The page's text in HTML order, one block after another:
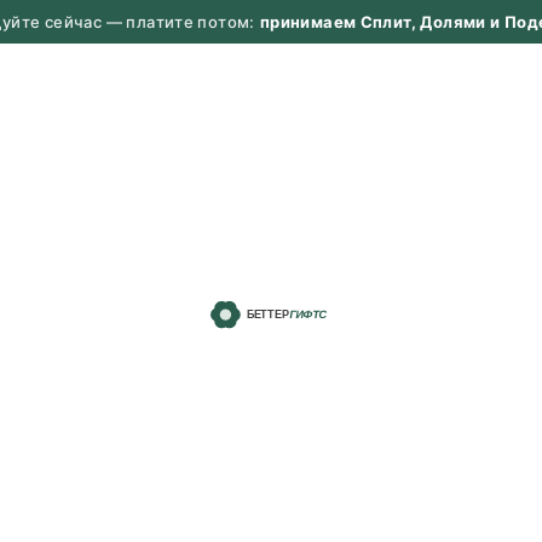
сейчас — платите потом: принимаем Сплит, Долями и